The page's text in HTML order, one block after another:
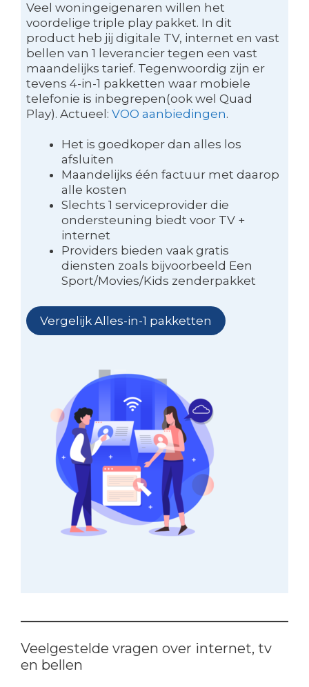
Veel woningeigenaren willen het
voordelige triple play pakket. In dit
product heb jij digitale TV, internet en vast
bellen van 1 leverancier tegen een vast
maandelijks tarief. Tegenwoordig zijn er
tevens 4-in-1 pakketten waar mobiele
telefonie is inbegrepen(ook wel Quad
Play). Actueel: VOO aanbiedingen.
Het is goedkoper dan alles los
afsluiten
Maandelijks één factuur met daarop
alle kosten
Slechts 1 serviceprovider die
ondersteuning biedt voor TV +
internet
Providers bieden vaak gratis
diensten zoals bijvoorbeeld Een
Sport/Movies/Kids zenderpakket
Vergelijk Alles-in-1 pakketten
Veelgestelde vragen over internet, tv
en bellen